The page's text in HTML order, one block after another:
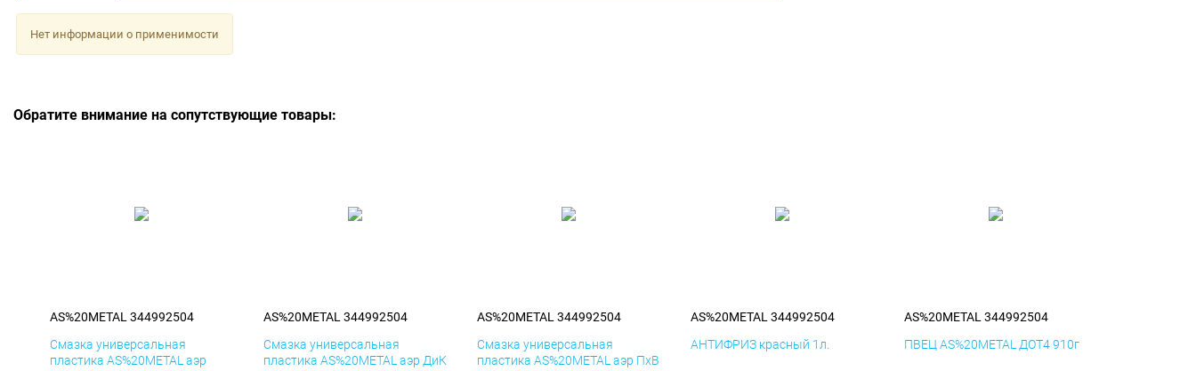
Нет информации о применимости
Обратите внимание на сопутствующие товары:
AS%20METAL 344992504
Смазка универсальная
пластика AS%20METAL аэр
AS%20METAL 344992504
Смазка универсальная
пластика AS%20METAL аэр ДиК
AS%20METAL 344992504
Смазка универсальная
пластика AS%20METAL аэр ПхВ
AS%20METAL 344992504
АНТИФРИЗ красный 1л.
AS%20METAL 344992504
ПВЕЦ AS%20METAL ДОТ4 910г